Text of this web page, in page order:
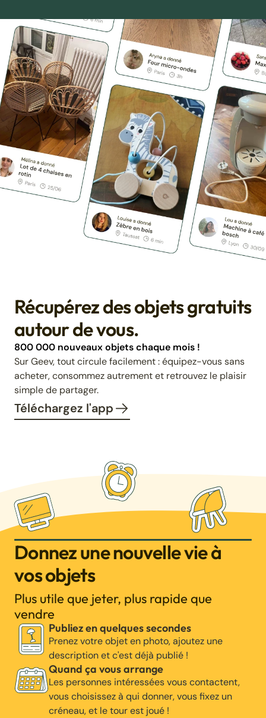
Récupérez des objets gratuits
autour de vous.
800 000 nouveaux objets chaque mois !
Sur Geev, tout circule facilement : équipez-vous sans
acheter, consommez autrement et retrouvez le plaisir
simple de partager.
Téléchargez l'app
Donnez une nouvelle vie à
vos objets
Plus utile que jeter, plus rapide que
vendre
Publiez en quelques secondes
Prenez votre objet en photo, ajoutez une
description et c'est déjà publié !
Quand ça vous arrange
Les personnes intéressées vous contactent,
vous choisissez à qui donner, vous fixez un
créneau, et le tour est joué !